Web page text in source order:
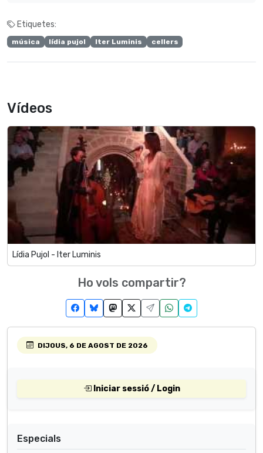
Etiquetes:
música lídia pujol Iter Luminis cellers
Vídeos
Lídia Pujol - Iter Luminis
Ho vols compartir?
DIJOUS, 6 DE AGOST DE 2026
Iniciar sessió / Login
Especials